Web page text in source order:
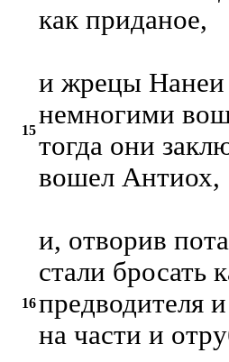
как приданое,
15
и жрецы Нанеи
немногими
тогда они
вошел Антиох,
16
и, отворив
стали бросать
предводителя
на части и